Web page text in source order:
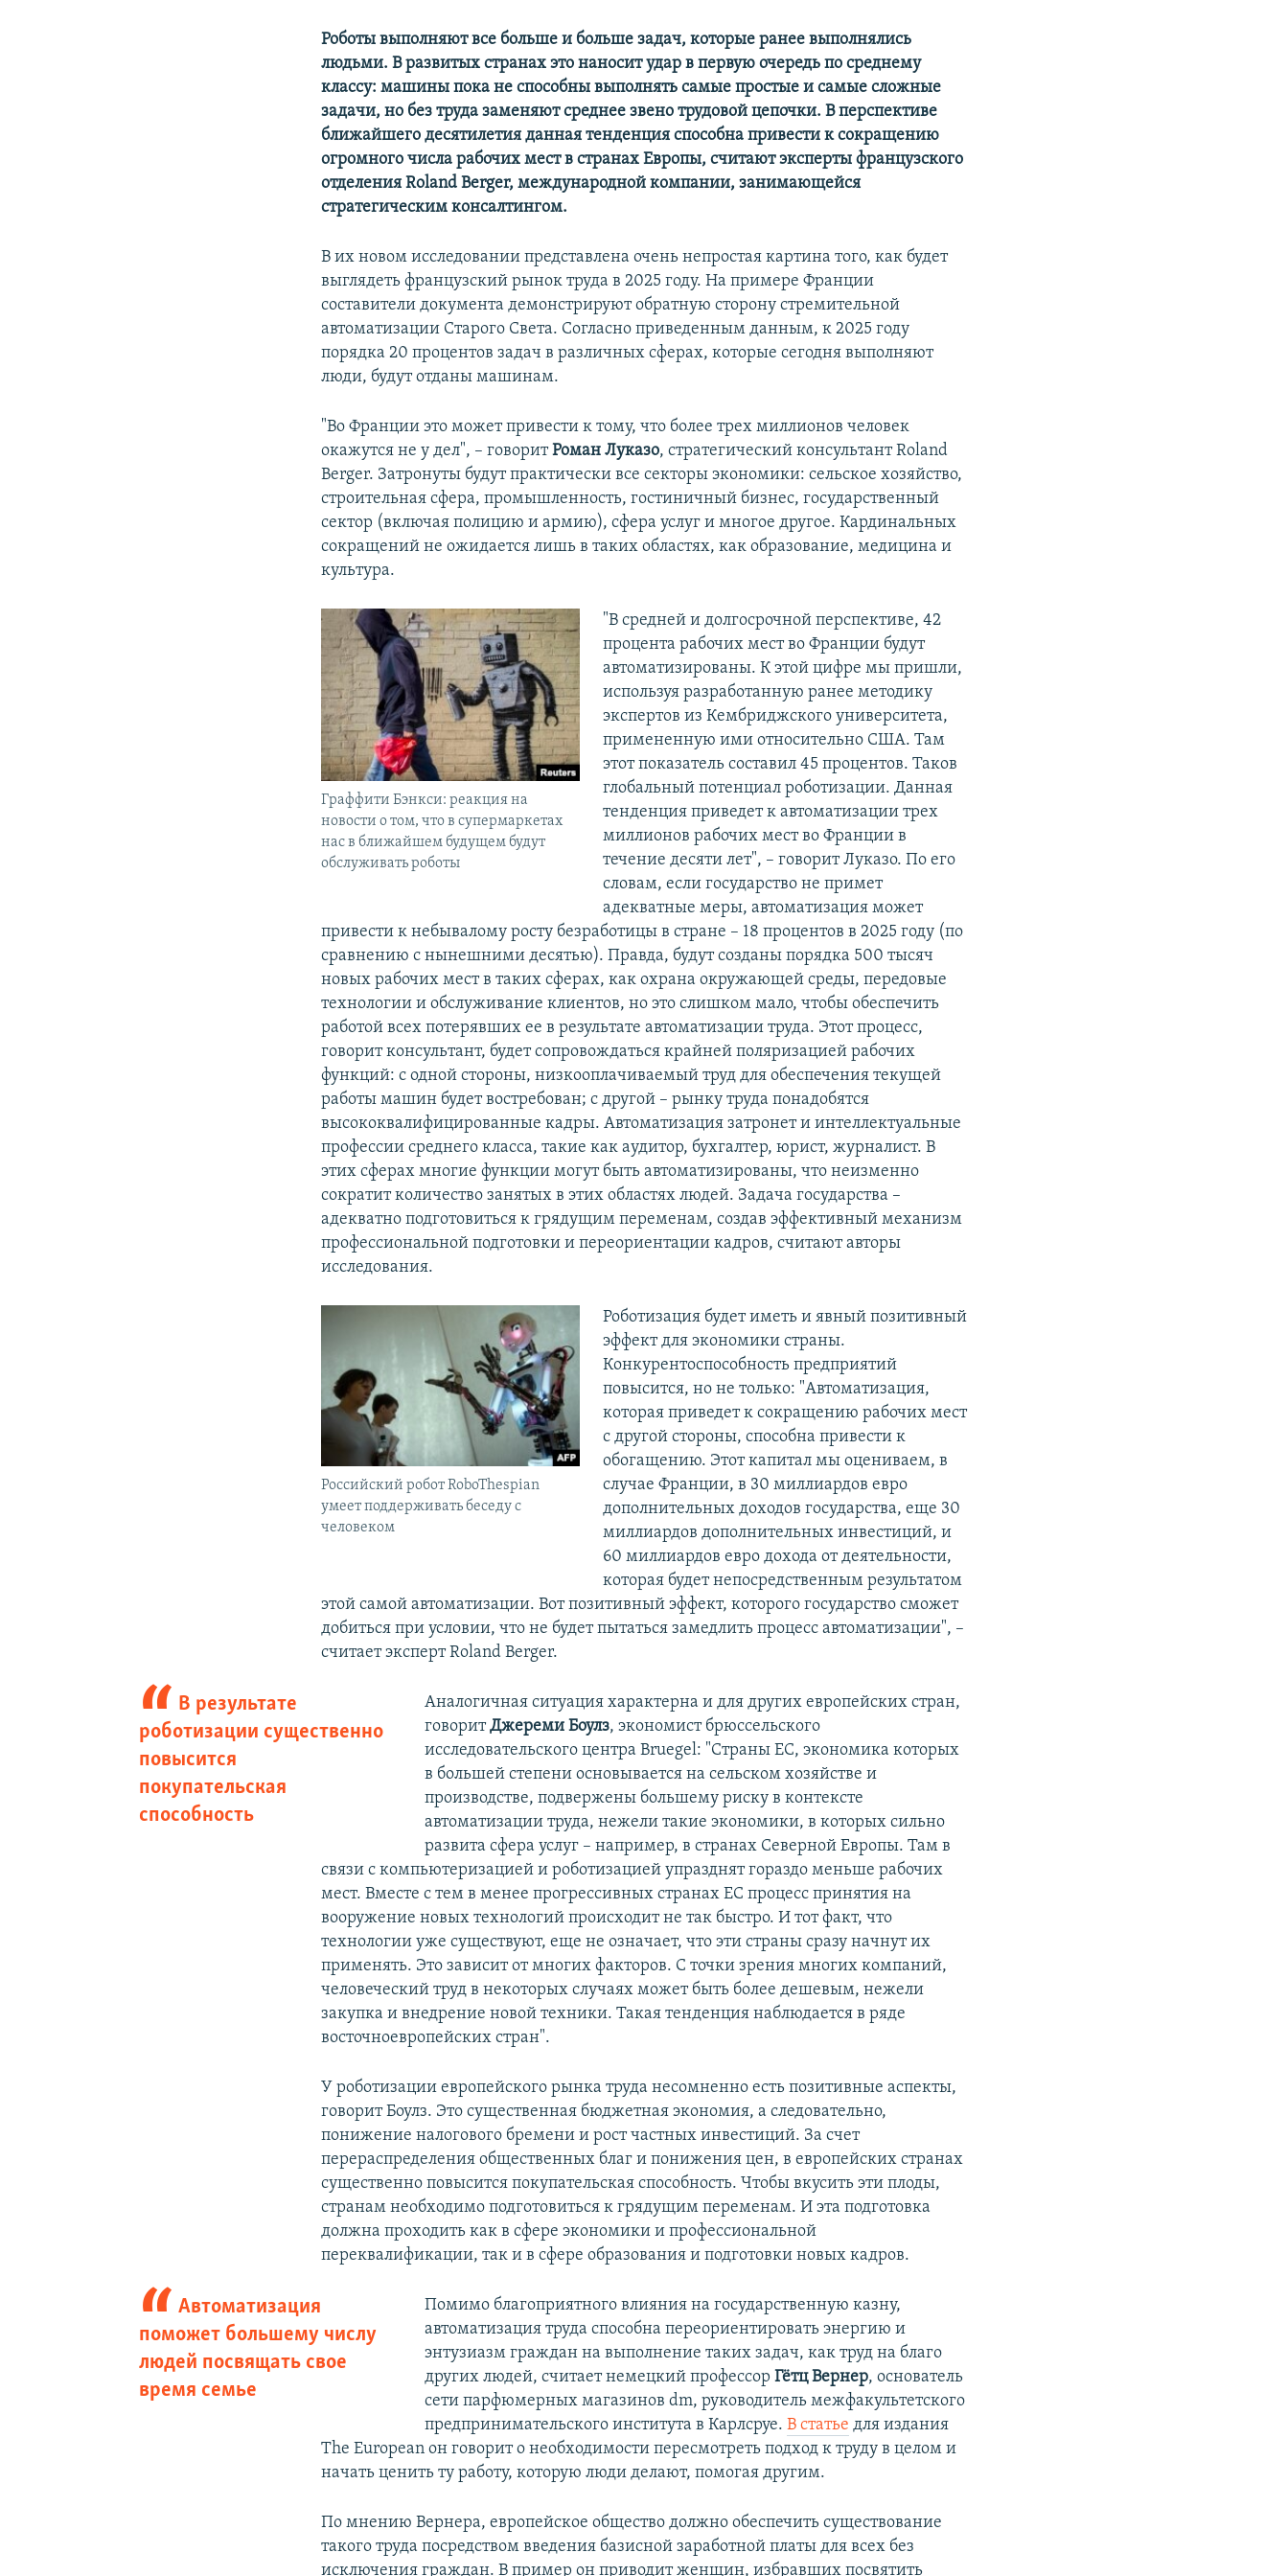
Роботы выполняют все больше и больше задач, которые ранее выполнялись
людьми. В развитых странах это наносит удар в первую очередь по среднему
классу: машины пока не способны выполнять самые простые и самые сложные
задачи, но без труда заменяют среднее звено трудовой цепочки. В перспективе
ближайшего десятилетия данная тенденция способна привести к сокращению
огромного числа рабочих мест в странах Европы, считают эксперты французского
отделения Roland Berger, международной компании, занимающейся
стратегическимконсалтингом.
В их новом исследовании представлена очень непростая картина того, как будет
выглядеть французский рынок труда в 2025 году. На примере Франции
составители документа демонстрируют обратную сторону стремительной
автоматизации Старого Света. Согласно приведенным данным, к 2025 году
порядка 20 процентов задач в различных сферах, которые сегодня выполняют
люди, будут отданы машинам.
"Во Франции это может привести к тому, что более трех миллионов человек
окажутся не у дел", – говоритРоман Луказо, стратегический консультант Roland
Berger. Затронуты будут практически все секторы экономики: сельское хозяйство,
строительная сфера, промышленность, гостиничный бизнес, государственный
сектор (включая полицию и армию), сфера услуг и многое другое. Кардинальных
сокращений не ожидается лишь в таких областях, как образование, медицина и
культура.
Граффити Бэнкси: реакция на
новости о том, что в супермаркетах
нас в ближайшем будущем будут
обслуживать роботы
"В средней и долгосрочной перспективе, 42
процента рабочих мест во Франции будут
автоматизированы. К этой цифре мы пришли,
используя разработанную ранее методику
экспертов из Кембриджского университета,
примененную ими относительно США. Там
этот показатель составил 45 процентов. Таков
глобальный потенциал роботизации. Данная
тенденция приведет к автоматизации трех
миллионов рабочих мест во Франции в
течение десяти лет", – говорит Луказо. По его
словам, если государство не примет
адекватные меры, автоматизация может
привести к небывалому росту безработицы в стране – 18 процентов в 2025 году (по
сравнению с нынешними десятью). Правда, будут созданы порядка 500 тысяч
новых рабочих мест в таких сферах, как охрана окружающей среды, передовые
технологии и обслуживание клиентов, но это слишком мало, чтобы обеспечить
работой всех потерявших ее в результате автоматизации труда. Этот процесс,
говорит консультант, будет сопровождаться крайней поляризацией рабочих
функций: с одной стороны, низкооплачиваемый труд для обеспечения текущей
работы машин будет востребован; с другой – рынку труда понадобятся
высококвалифицированные кадры. Автоматизация затронет и интеллектуальные
профессии среднего класса, такие как аудитор, бухгалтер, юрист, журналист. В
этих сферах многие функции могут быть автоматизированы, что неизменно
сократит количество занятых в этих областях людей. Задача государства –
адекватно подготовиться к грядущим переменам, создав эффективный механизм
профессиональной подготовки и переориентации кадров, считают авторы
исследования.
Российский робот RoboThespian
умеет поддерживать беседу с
человеком
Роботизация будет иметь и явный позитивный
эффект для экономики страны.
Конкурентоспособность предприятий
повысится, но не только: "Автоматизация,
которая приведет к сокращению рабочих мест
с другой стороны, способна привести к
обогащению. Этот капитал мы оцениваем, в
случае Франции, в 30 миллиардов евро
дополнительных доходов государства, еще 30
миллиардов дополнительных инвестиций, и
60 миллиардов евро дохода от деятельности,
которая будет непосредственным результатом
этой самой автоматизации. Вот позитивный эффект, которого государство сможет
добиться при условии, что не будет пытаться замедлить процесс автоматизации", –
считает эксперт Roland Berger.
В результате
роботизации существенно
повысится
покупательская
способность
Аналогичная ситуация характерна и для других европейских стран,
говоритДжереми Боулз, экономист брюссельского
исследовательского центра Bruegel: "Страны ЕС, экономика которых
в большей степени основывается на сельском хозяйстве и
производстве, подвержены большему риску в контексте
автоматизации труда, нежели такие экономики, в которых сильно
развита сфера услуг – например, в странах Северной Европы. Там в
связи с компьютеризацией и роботизацией упразднят гораздо меньше рабочих
мест. Вместе с тем в менее прогрессивных странах ЕС процесс принятия на
вооружение новых технологий происходит не так быстро. И тот факт, что
технологии уже существуют, еще не означает, что эти страны сразу начнут их
применять. Это зависит от многих факторов. С точки зрения многих компаний,
человеческий труд в некоторых случаях может быть более дешевым, нежели
закупка и внедрение новой техники. Такая тенденция наблюдается в ряде
восточноевропейских стран".
У роботизации европейского рынка труда несомненно есть позитивные аспекты,
говорит Боулз. Это существенная бюджетная экономия, а следовательно,
понижение налогового бремени и рост частных инвестиций. За счет
перераспределения общественных благ и понижения цен, в европейских странах
существенно повысится покупательская способность. Чтобы вкусить эти плоды,
странам необходимо подготовиться к грядущим переменам. И эта подготовка
должна проходить как в сфере экономики и профессиональной
переквалификации, так и в сфере образования и подготовки новых кадров.
Автоматизация
поможет большему числу
людей посвящать свое
время семье
Помимо благоприятного влияния на государственную казну,
автоматизация труда способна переориентировать энергию и
энтузиазм граждан на выполнение таких задач, как труд на благо
других людей, считает немецкий профессор Гётц Вернер, основатель
сети парфюмерных магазинов dm, руководитель межфакультетского
предпринимательского института в Карлсруе. В статье для издания
The European он говорит о необходимости пересмотреть подход к труду в целом и
начать ценить ту работу, которую люди делают, помогая другим.
По мнению Вернера, европейское общество должно обеспечить существование
такого труда посредством введения базисной заработной платы для всех без
исключения граждан. В пример он приводит женщин, избравших посвятить